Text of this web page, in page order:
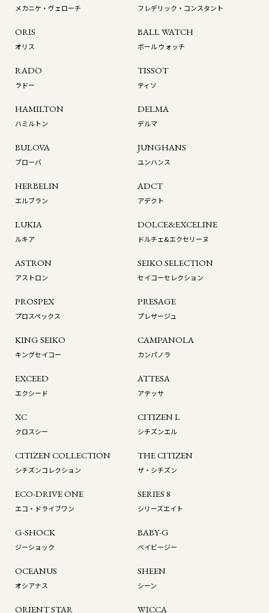
メカニケ・ヴェローチ フレデリック・コンスタント
ORIS
オリス
BALL WATCH
ボール ウォッチ
RADO
ラドー
TISSOT
ティソ
HAMILTON
ハミルトン
DELMA
デルマ
BULOVA
ブローバ
JUNGHANS
ユンハンス
HERBELIN
エルブラン
ADCT
アデクト
LUKIA
ルキア
DOLCE&EXCELINE
ドルチェ&エクセリーヌ
ASTRON
アストロン
SEIKO SELECTION
セイコーセレクション
PROSPEX
プロスペックス
PRESAGE
プレザージュ
KING SEIKO
キングセイコー
CAMPANOLA
カンパノラ
EXCEED
エクシード
ATTESA
アテッサ
XC
クロスシー
CITIZEN L
シチズンエル
CITIZEN COLLECTION
シチズンコレクション
THE CITIZEN
ザ・シチズン
ECO-DRIVE ONE
エコ・ドライブワン
SERIES 8
シリーズエイト
G-SHOCK
ジーショック
BABY-G
ベイビージー
OCEANUS
オシアナス
SHEEN
シーン
ORIENT STAR WICCA